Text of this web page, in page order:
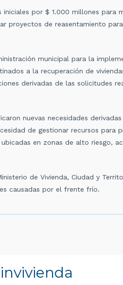
por $ 1.000 millones para
proyectos de reasentamiento
municipal para la
a la recuperación de
derivadas de las solicitudes
nuevas necesidades
de gestionar recursos para
en zonas de alto riesgo,
de Vivienda, Ciudad y
causadas por el frente frío.